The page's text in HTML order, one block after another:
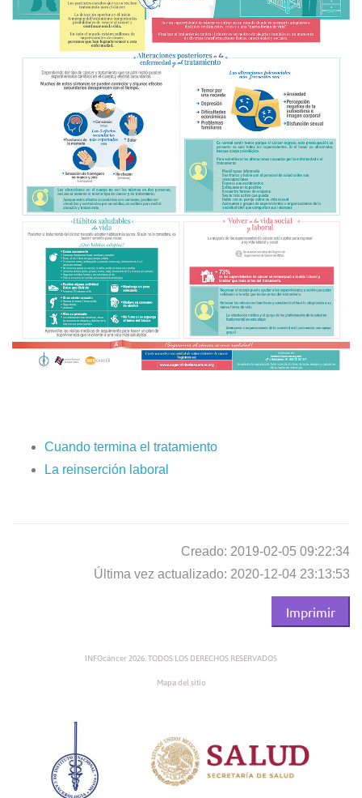
Cuando termina el tratamiento
La reinserción laboral
Creado: 2019-02-05 09:22:34
Última vez actualizado: 2020-12-04 23:13:53
Imprimir
INFOcáncer 2026. TODOS LOS DERECHOS RESERVADOS
Mapa del sitio